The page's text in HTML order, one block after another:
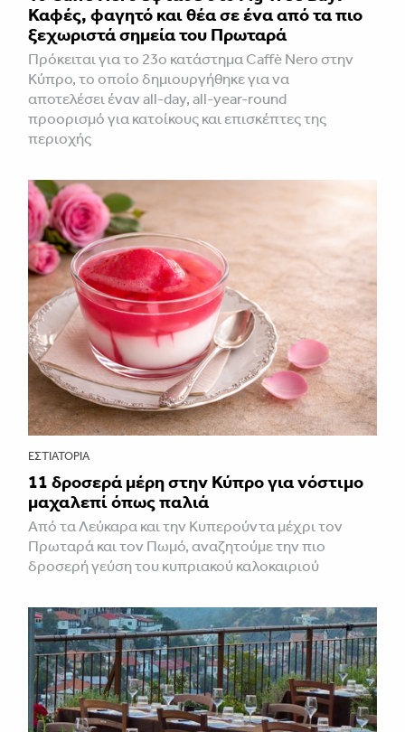
Καφές, φαγητό και θέα σε ένα από τα πιο
ξεχωριστά σημεία του Πρωταρά
Πρόκειται για το 23ο κατάστημα Caffè Nero στην
Κύπρο, το οποίο δημιουργήθηκε για να
αποτελέσει έναν all-day, all-year-round
προορισμό για κατοίκους και επισκέπτες της
περιοχής
ΕΣΤΙΑΤΌΡΙΑ
11 δροσερά μέρη στην Κύπρο για νόστιμο
μαχαλεπί όπως παλιά
Από τα Λεύκαρα και την Κυπερούντα μέχρι τον
Πρωταρά και τον Πωμό, αναζητούμε την πιο
δροσερή γεύση του κυπριακού καλοκαιριού